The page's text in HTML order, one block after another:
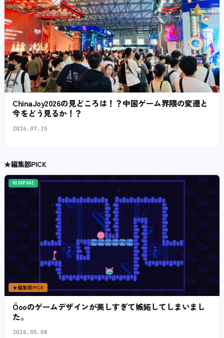
ChinaJoy2026の見どころは！？中国ゲーム界隈の変遷と
今をどう見るか！？
2026.07.15
★編集部PICK
HIGOPAGE
★編集部PICK
Öooのゲームデザインが美しすぎて嫉妬してしまいまし
た。
2026.05.08